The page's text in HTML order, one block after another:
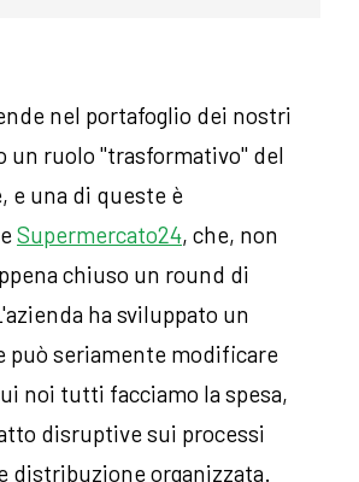
nel portafoglio dei nostri
un ruolo "trasformativo" del
e una di queste è
Supermercato24, che, non
chiuso un round di
ha sviluppato un
può seriamente modificare
noi tutti facciamo la spesa,
disruptive sui processi
distribuzione organizzata.